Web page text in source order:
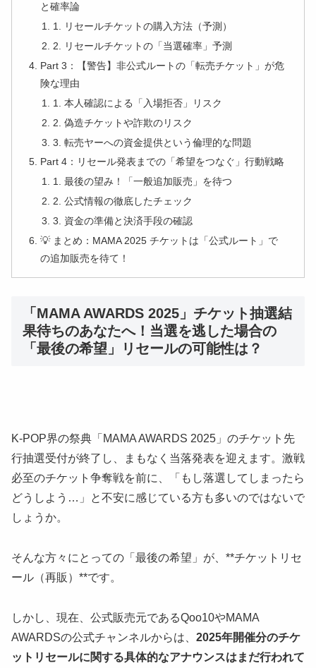
と確率論
1. リセールチケットの購入方法（予測）
2. リセールチケットの「当選確率」予測
Part 3：【警告】非公式ルートの「転売チケット」が危
険な理由
1. 本人確認による「入場拒否」リスク
2. 偽造チケットや詐欺のリスク
3. 転売ヤーへの資金提供という倫理的な問題
Part 4：リセール発表までの「希望をつなぐ」行動戦略
1. 最後の望み！「一般追加販売」を待つ
2. 公式情報の徹底したチェック
3. 資金の準備と決済手段の確認
💡 まとめ：MAMA 2025 チケットは「公式ルート」で
の追加販売を待て！
「MAMA AWARDS 2025」チケット抽選結
果待ちのあなたへ！当選を逃した場合の
「最後の希望」リセールの可能性は？
K-POP界の祭典「MAMA AWARDS 2025」のチケット先
行抽選受付が終了し、まもなく当落発表を迎えます。激戦
必至のチケット争奪戦を前に、「もし落選してしまったら
どうしよう…」と不安に感じている方も多いのではないで
しょうか。
そんな方々にとっての「最後の希望」が、**チケットリセ
ール（再販）**です。
しかし、現在、公式販売元であるQoo10やMAMA
AWARDSの公式チャンネルからは、 2025年開催分のチケ
ットリセールに関する具体的なアナウンスはまだ行われて